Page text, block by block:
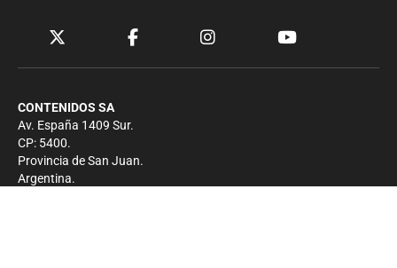
CONTENIDOS SA
Av. España 1409 Sur.
CP: 5400.
Provincia de San Juan.
Argentina.